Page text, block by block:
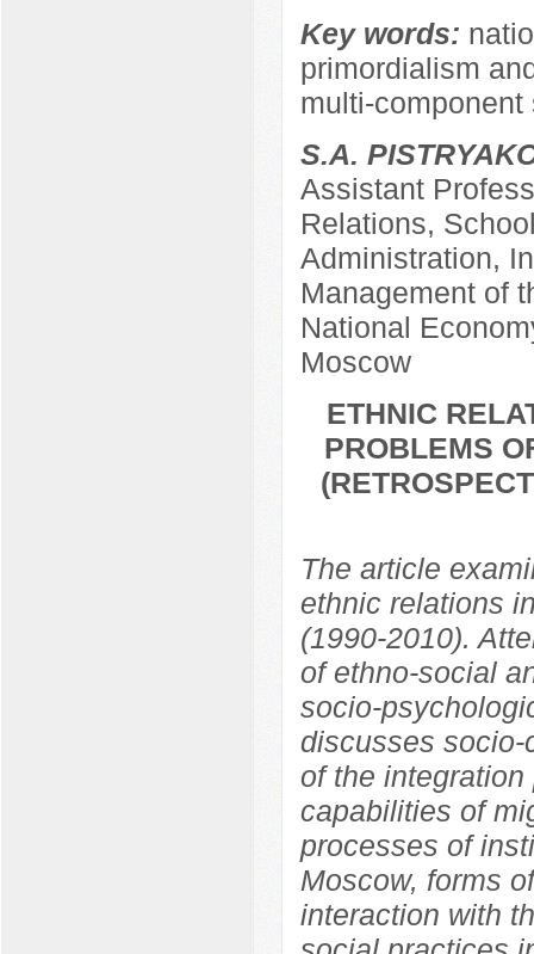
Key words:
primordialism
multi-
S.А.
Assistant
Relations,
Administration,
Management of
National
Moscow
ETHNIC
PROBLEMS
The article
ethnic relations
(1990-2010).
of ethno-social
socio-
discusses socio-
of the
capabilities of
processes of
Moscow, forms
interaction with